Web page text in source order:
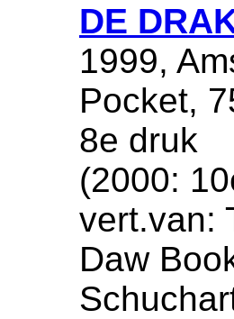
DE
1999,
Pocket,
8e druk
(2000:
vert.van:
Daw